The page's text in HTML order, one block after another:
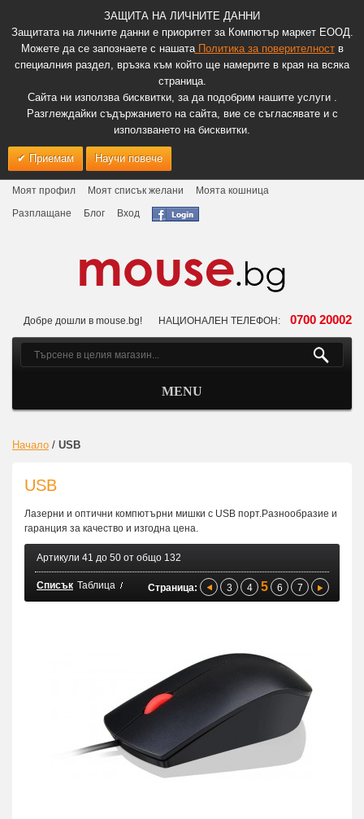
ЗАЩИТА НА ЛИЧНИТЕ ДАННИ
Защитата на личните данни е приоритет за Компютър маркет ЕООД.
Можете да се запознаете с нашатаПолитика за поверителноств
специалния раздел, връзка към който ще намерите в края на всяка
страница.
Сайта ни използва бисквитки, за да подобрим нашите услуги .
Разглеждайки съдържанието на сайта, вие се съгласявате и с
използването на бисквитки.
Приемам Научи повече
Моят профил Моят списък желани
Моята кошница
Разплащане
Блог Вход
Добре дошли в mouse.bg! НАЦИОНАЛЕН ТЕЛЕФОН: 0700 20002
MENU
Начало / USB
USB
Лазерни и оптични компютърни мишки с USB порт.Разнообразие и
гаранция за качество и изгодна цена.
Артикули 41 до 50 от общо 132
Списък Таблица Страница: 3 4 5 6 7